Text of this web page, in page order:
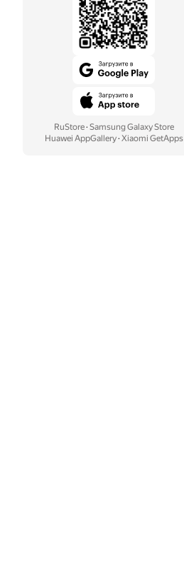
RuStore· Samsung Galaxy Store
Huawei AppGallery· Xiaomi GetApps